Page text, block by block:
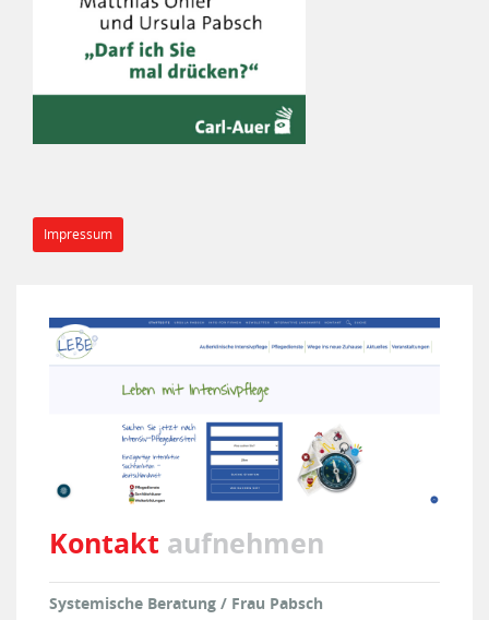
Impressum
Kontakt aufnehmen
Systemische Beratung / Frau Pabsch